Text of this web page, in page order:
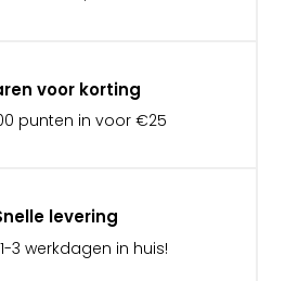
voor korting
punten in voor €25
levering
3 werkdagen in huis!